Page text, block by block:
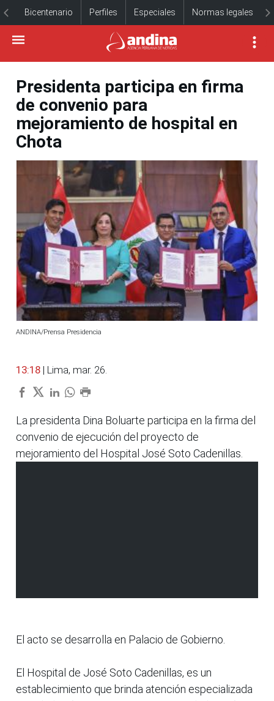
Bicentenario Perfiles Especiales Normas legales
Presidenta participa en firma
de convenio para
mejoramiento de hospital en
Chota
ANDINA/Prensa Presidencia
13:18 | Lima, mar. 26.
La presidenta Dina Boluarte participa en la firma del
convenio de ejecución del proyecto de
mejoramiento del Hospital José Soto Cadenillas.
El acto se desarrolla en Palacio de Gobierno.
El Hospital de José Soto Cadenillas, es un
establecimiento que brinda atención especializada